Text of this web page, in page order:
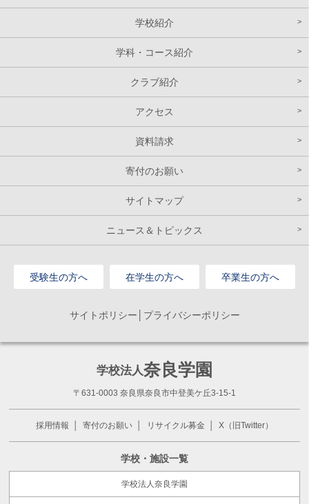
学校紹介
学科・コース紹介
クラブ紹介
アクセス
資料請求
寄付のお願い
サイトマップ
ニュース＆トピックス
受験生の方へ 在学生の方へ 卒業生の方へ
サイトポリシー│プライバシーポリシー
学校法人奈良学園
〒631-0003 奈良県奈良市中登美ケ丘3-15-1
採用情報 寄付のお願い リサイクル募金 X（旧Twitter）
学校・施設一覧
学校法人奈良学園